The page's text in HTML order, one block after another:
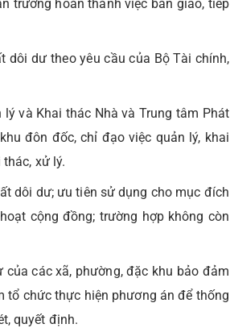
trương hoàn thành việc bàn giao, tiếp
dôi dư theo yêu cầu của Bộ Tài chính,
và Khai thác Nhà và Trung tâm Phát
đôn đốc, chỉ đạo việc quản lý, khai
xử lý.
dôi dư; ưu tiên sử dụng cho mục đích
cộng đồng; trường hợp không còn
các xã, phường, đặc khu bảo đảm
tổ chức thực hiện phương án để thống
quyết định.